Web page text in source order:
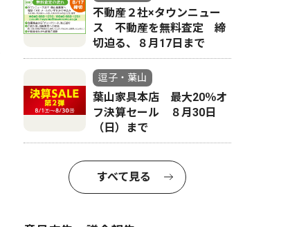
不動産２社×タウンニュー
ス 不動産を無料査定 締
切迫る、８月17日まで
逗子・葉山
葉山家具本店 最大20％オ
フ決算セール ８月30日
（日）まで
すべて見る